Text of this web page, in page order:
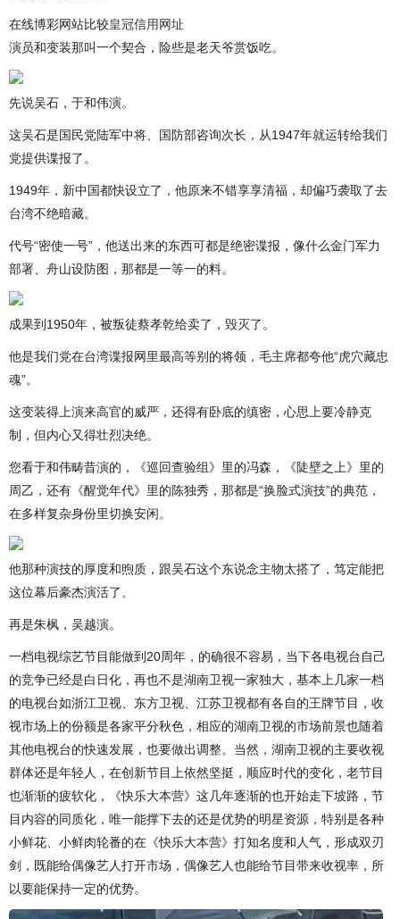
在线博彩网站比较皇冠信用网址
演员和变装那叫一个契合，险些是老天爷赏饭吃。
先说吴石，于和伟演。
这吴石是国民党陆军中将、国防部咨询次长，从1947年就运转给我们
党提供谍报了。
1949年，新中国都快设立了，他原来不错享享清福，却偏巧袭取了去
台湾不绝暗藏。
代号“密使一号”，他送出来的东西可都是绝密谍报，像什么金门军力
部署、舟山设防图，那都是一等一的料。
成果到1950年，被叛徒蔡孝乾给卖了，毁灭了。
他是我们党在台湾谍报网里最高等别的将领，毛主席都夸他“虎穴藏忠
魂”。
这变装得上演来高官的威严，还得有卧底的缜密，心思上要冷静克
制，但内心又得壮烈决绝。
您看于和伟畴昔演的，《巡回查验组》里的冯森，《陡壁之上》里的
周乙，还有《醒觉年代》里的陈独秀，那都是“换脸式演技”的典范，
在多样复杂身份里切换安闲。
他那种演技的厚度和煦质，跟吴石这个东说念主物太搭了，笃定能把
这位幕后豪杰演活了。
再是朱枫，吴越演。
一档电视综艺节目能做到20周年，的确很不容易，当下各电视台自己
的竞争已经是白日化，再也不是湖南卫视一家独大，基本上几家一档
的电视台如浙江卫视、东方卫视、江苏卫视都有各自的王牌节目，收
视市场上的份额是各家平分秋色，相应的湖南卫视的市场前景也随着
其他电视台的快速发展，也要做出调整。当然，湖南卫视的主要收视
群体还是年轻人，在创新节目上依然坚挺，顺应时代的变化，老节目
也渐渐的疲软化，《快乐大本营》这几年逐渐的也开始走下坡路，节
目内容的同质化，唯一能撑下去的还是优势的明星资源，特别是各种
小鲜花、小鲜肉轮番的在《快乐大本营》打知名度和人气，形成双刃
剑，既能给偶像艺人打开市场，偶像艺人也能给节目带来收视率，所
以要能保持一定的优势。